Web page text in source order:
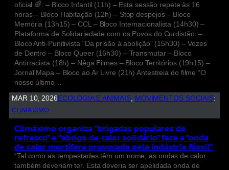
oficial 🌈: – Bloco Infantil (11h) – Esta sessão repete às 16
horas – Bloco Habitação (12h) – Stop despejos – Bloco
Memória (13h15) – CCL – Bloco Internacionalista (14h30) –
Plataforma de Solidariedade com os Povos do Curdistão. –
Bloco Anti-Punitivista “Da prisão à abolição” (15h30) – Vozes
de Dentro – Bloco Queer (16h30) – Transmutar – Bloco
Antirracista (18h) – Nêga Filmes – Bloco Territórios (19h15) –
Jornal Mapa – Bloco ao Ar Livre (21h) Antestreia do filme “O
nosso último…
MAR 10, 2026 ECOLOGIA E ANIMAIS, MOVIMENTOS SOCIAIS:
CLIMAXIMO
Climáximo organiza “brigadas populares de
refresco” e “abrigo de calor solidário” face a “onda
de calor mortífera provocada pela indústria fóssil”
“Tal como as tempestades têm um nome, as ondas de calor
também deveriam ter. Esta deveria ser apelidada onda de